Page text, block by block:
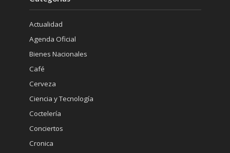
Actualidad
Agenda Oficial
Bienes Nacionales
Café
Cerveza
Ciencia y Tecnología
Coctelería
Conciertos
Cronica